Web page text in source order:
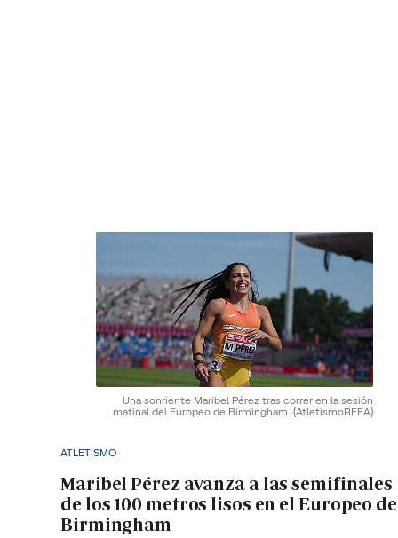
Una sonriente Maribel Pérez tras correr en la sesión
matinal del Europeo de Birmingham. (AtletismoRFEA)
ATLETISMO
Maribel Pérez avanza a las semifinales
de los 100 metros lisos en el Europeo de
Birmingham